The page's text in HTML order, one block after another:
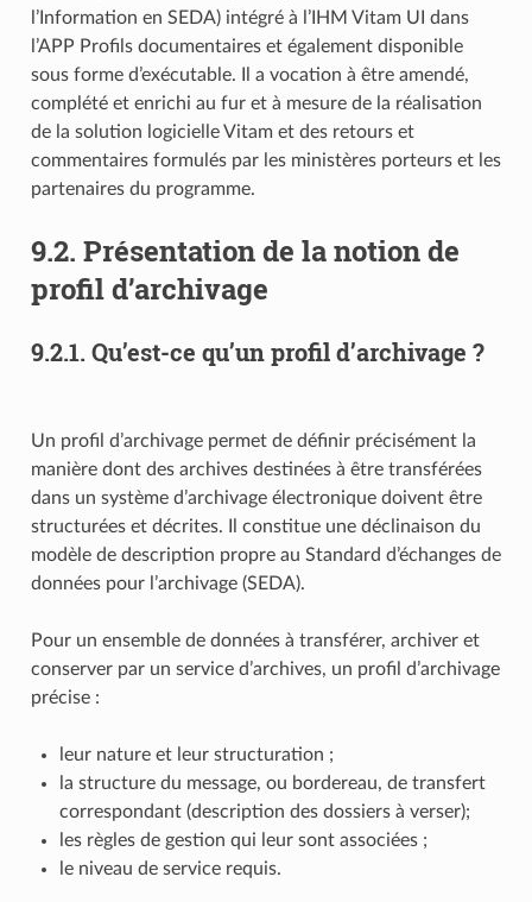
l’Information en SEDA) intégré à l’IHM Vitam UI dans
l’APP Profils documentaires et également disponible
sous forme d’exécutable. Il a vocation à être amendé,
complété et enrichi au fur et à mesure de la réalisation
de la solution logicielle Vitam et des retours et
commentaires formulés par les ministères porteurs et les
partenaires du programme.
9.2. Présentation de la notion de
profil d’archivage
9.2.1. Qu’est-ce qu’un profil d’archivage ?
Un profil d’archivage permet de définir précisément la
manière dont des archives destinées à être transférées
dans un système d’archivage électronique doivent être
structurées et décrites. Il constitue une déclinaison du
modèle de description propre au Standard d’échanges de
données pour l’archivage (SEDA).
Pour un ensemble de données à transférer, archiver et
conserver par un service d’archives, un profil d’archivage
précise :
leur nature et leur structuration ;
la structure du message, ou bordereau, de transfert
correspondant (description des dossiers à verser);
les règles de gestion qui leur sont associées ;
le niveau de service requis.